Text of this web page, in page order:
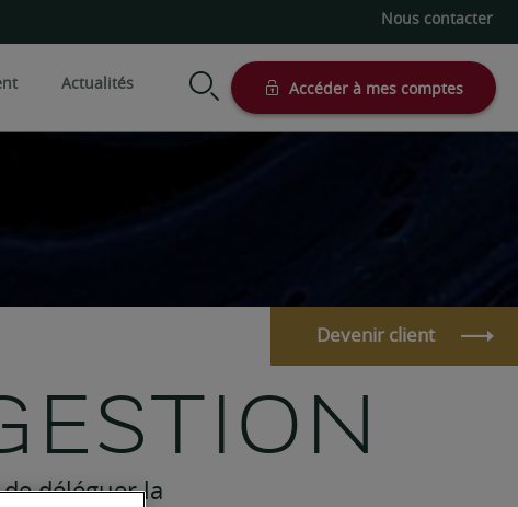
Nous contacter
Simulateurs patrimoniaux
Investisseur professionnel
e-Private, l’expérience 100% à
Actualités Accéder à mes comptes
Devenir client
déléguer la